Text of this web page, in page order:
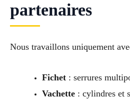
partenaires
Nous travaillons uniquement
Fichet: serrures
Vachette: cylindres et